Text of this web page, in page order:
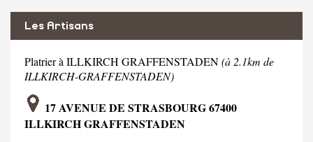
Les Artisans
Platrier à ILLKIRCH GRAFFENSTADEN(à 2.1km de
ILLKIRCH-GRAFFENSTADEN)
17 AVENUE DE STRASBOURG 67400
ILLKIRCH GRAFFENSTADEN